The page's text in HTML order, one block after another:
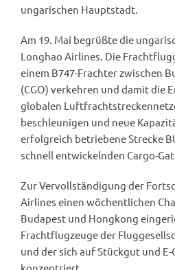
ungarischen Hauptstadt.
Am 19. Mai begrüßte die
Longhao Airlines. Die
einem B747-Frachter zwischen
(CGO) verkehren und damit die
globalen
beschleunigen und neue
erfolgreich betriebene Strecke
schnell entwickelnden Cargo-
Zur Vervollständigung der
Airlines einen wöchentlichen
Budapest und Hongkong
Frachtflugzeuge der
und der sich auf Stückgut und E-
konzentriert.